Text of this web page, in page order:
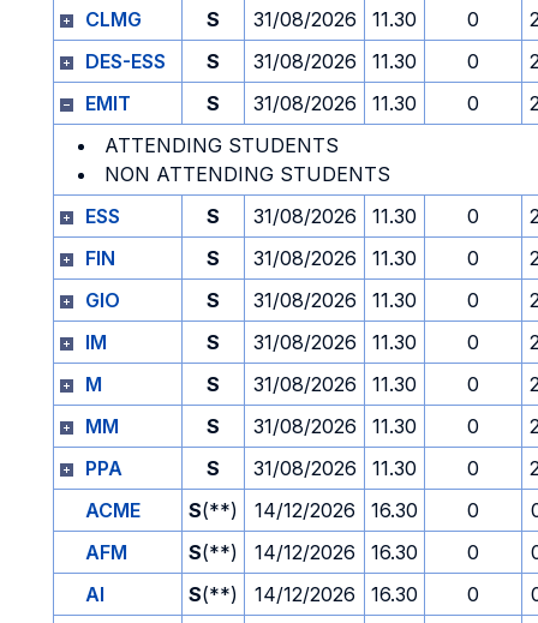
CLMG
S 31/08/2026 11.30 0
DES-ESS
S 31/08/2026 11.30 0
EMIT
S 31/08/2026 11.30 0
ATTENDING STUDENTS
NON ATTENDING STUDENTS
ESS
S 31/08/2026 11.30 0
FIN
S 31/08/2026 11.30 0
GIO
S 31/08/2026 11.30 0
IM
S 31/08/2026 11.30 0
M
S 31/08/2026 11.30 0
MM
S 31/08/2026 11.30 0
PPA
S 31/08/2026 11.30 0
ACME
S(**) 14/12/2026 16.30 0
AFM
S(**) 14/12/2026 16.30 0
AI
S(**) 14/12/2026 16.30 0